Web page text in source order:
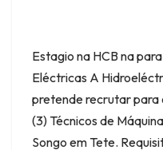
Estagio na HCB na
Eléctricas A
pretende recrutar para
(3) Técnicos de
Songo em Tete.